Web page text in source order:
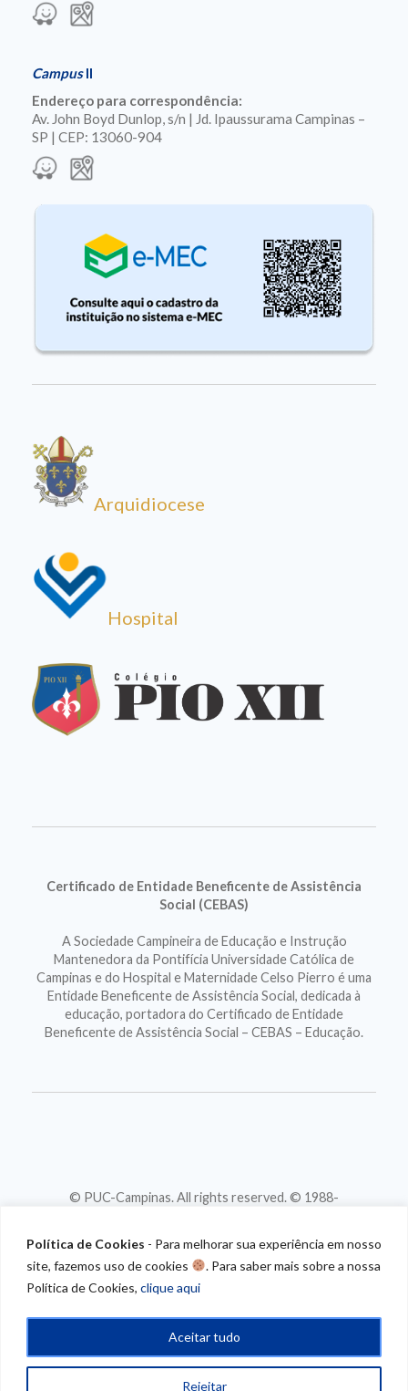
Política de Cookies - Para melhorar sua experiência em nosso
site, fazemos uso de cookies
. Para saber mais sobre a nossa
Política de Cookies, clique aqui
Rejeitar
Aceitar tudo
CampusII
Endereço para correspondência:
Av. John Boyd Dunlop, s/n | Jd. Ipaussurama Campinas –
SP | CEP: 13060-904
Arquidiocese
Hospital
Certificado de Entidade Beneficente de Assistência
Social (CEBAS)
A Sociedade Campineira de Educação e Instrução
Mantenedora da Pontifícia Universidade Católica de
Campinas e do Hospital e Maternidade Celso Pierro é uma
Entidade Beneficente de Assistência Social, dedicada à
educação, portadora do Certificado de Entidade
Beneficente de Assistência Social – CEBAS – Educação.
© PUC-Campinas. All rights reserved. © 1988-